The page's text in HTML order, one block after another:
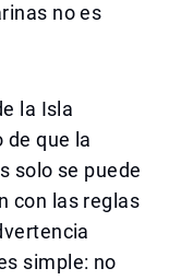
no es
la Isla
de que la
solo se puede
con las reglas
simple: no